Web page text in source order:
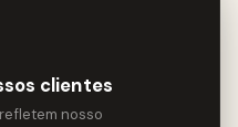
clientes
refletem nosso